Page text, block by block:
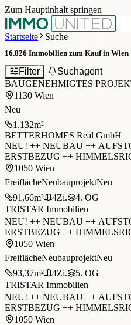
Zum Hauptinhalt springen
Startseite
Suche
16.826 Immobilien zum Kauf in Wien
Filter1 Suchagent
BAUGENEHMIGTES
1130 Wien
Neu
1.132m²
BETTERHOMES Real GmbH
NEU! ++ NEUBAU ++
ERSTBEZUG ++
BARRIEREFREI ++ 8-
1050 Wien
FreiflächeNeubauprojektNeu
91,66m² 4Zi. 4. OG
TRISTAR Immobilien
NEU! ++ NEUBAU ++
ERSTBEZUG ++
BARRIEREFREI ++ 8-
1050 Wien
FreiflächeNeubauprojektNeu
93,37m² 4Zi. 5. OG
TRISTAR Immobilien
NEU! ++ NEUBAU ++
ERSTBEZUG ++
BARRIEREFREI ++ 8-
1050 Wien